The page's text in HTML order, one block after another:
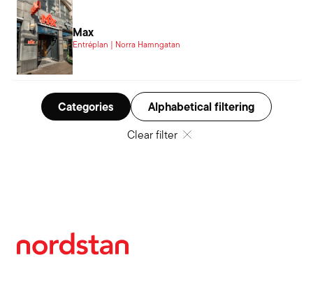
Max
Entréplan | Norra Hamngatan
Categories Alphabetical filtering
Clear filter